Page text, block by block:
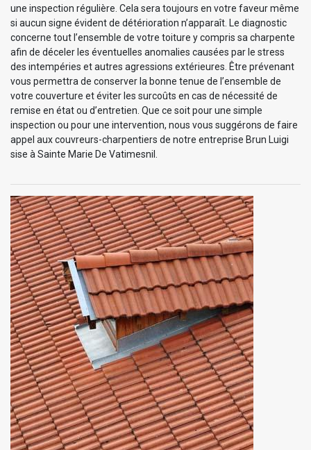
une inspection régulière. Cela sera toujours en votre faveur même
si aucun signe évident de détérioration n’apparaît. Le diagnostic
concerne tout l’ensemble de votre toiture y compris sa charpente
afin de déceler les éventuelles anomalies causées par le stress
des intempéries et autres agressions extérieures. Être prévenant
vous permettra de conserver la bonne tenue de l’ensemble de
votre couverture et éviter les surcoûts en cas de nécessité de
remise en état ou d’entretien. Que ce soit pour une simple
inspection ou pour une intervention, nous vous suggérons de faire
appel aux couvreurs-charpentiers de notre entreprise Brun Luigi
sise à Sainte Marie De Vatimesnil.